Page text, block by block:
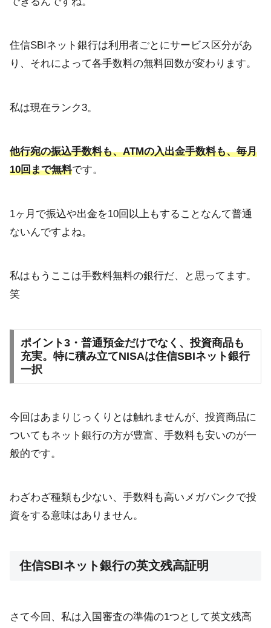
住信SBIネット銀行は利用者ごとにサービス区分があ
り、それによって各手数料の無料回数が変わります。
私は現在ランク3。
他行宛の振込手数料も、ATMの入出金手数料も、毎月
10回まで無料です。
1ヶ月で振込や出金を10回以上もすることなんて普通
ないんですよね。
私はもうここは手数料無料の銀行だ、と思ってます。
笑
ポイント3・普通預金だけでなく、投資商品も
充実。特に積み立てNISAは住信SBIネット銀行
一択
今回はあまりじっくりとは触れませんが、投資商品に
ついてもネット銀行の方が豊富、手数料も安いのが一
般的です。
わざわざ種類も少ない、手数料も高いメガバンクで投
資をする意味はありません。
住信SBIネット銀行の英文残高証明
さて今回、私は入国審査の準備の1つとして英文残高